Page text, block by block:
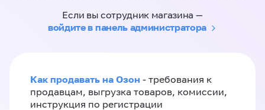
Если вы сотрудник магазина —
войдите в панель администратора
Как продавать на Озон - требования к
продавцам, выгрузка товаров, комиссии,
инструкция по регистрации